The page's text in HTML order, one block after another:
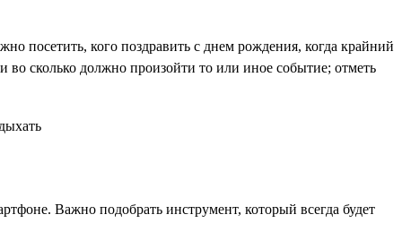
посетить, кого поздравить с днем рождения, когда крайний
во сколько должно произойти то или иное событие; отметь
Важно подобрать инструмент, который всегда будет